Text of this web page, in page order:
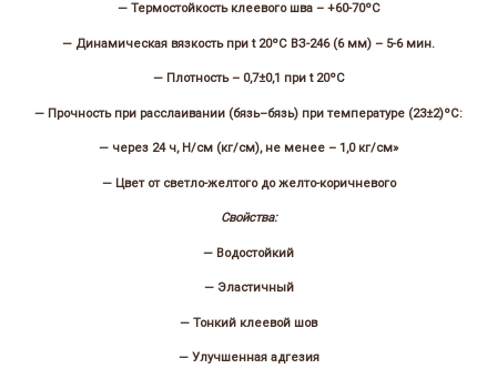
— Термостойкость клеевого шва – +60-70ºС
— Динамическая вязкость при t 20ºС ВЗ-246 (6 мм) – 5-6 мин.
— Плотность – 0,7±0,1 при t 20ºС
— Прочность при расслаивании (бязь–бязь) при температуре (23±2)ºС:
— через 24 ч, Н/см (кг/см), не менее – 1,0 кг/см»
— Цвет от светло-желтого до желто-коричневого
Свойства:
— Водостойкий
— Эластичный
— Тонкий клеевой шов
— Улучшенная адгезия